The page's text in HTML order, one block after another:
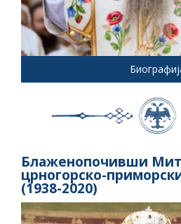
Блаженопочивши
црногорско-
(1938-2020)